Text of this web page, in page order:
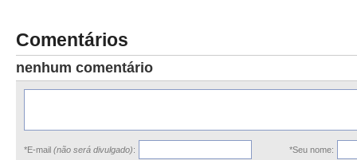
Comentários
nenhum comentário
*E-mail (não será divulgado): *Seu nome: